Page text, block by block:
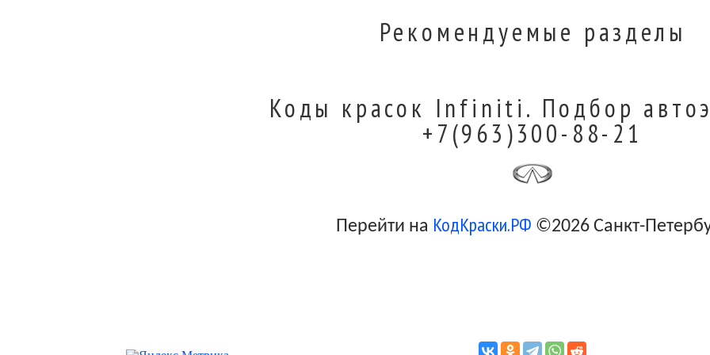
Рекомендуемые разделы
Коды красок Infiniti. Подбор
+7(963)300-88-21
Перейти на КодКраски.РФ ©2026 Санкт-